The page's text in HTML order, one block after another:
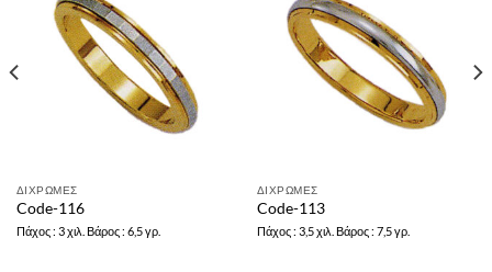
ΔΙΧΡΩΜΕΣ
Code-116
Πάχος : 3 χιλ. Βάρος : 6,5 γρ.
ΔΙΧΡΩΜΕΣ
Code-113
Πάχος : 3,5 χιλ. Βάρος : 7,5 γρ.